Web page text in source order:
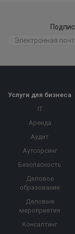
Услуги для бизнеса
IT
Аренда
Аудит
Аутсорсинг
Безопасность
Деловое
образование
Деловые
мероприятия
Консалтинг